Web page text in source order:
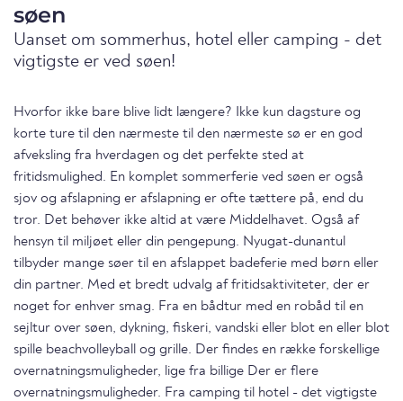
søen
Uanset om sommerhus, hotel eller camping - det
vigtigste er ved søen!
Hvorfor ikke bare blive lidt længere? Ikke kun dagsture og
korte ture til den nærmeste til den nærmeste sø er en god
afveksling fra hverdagen og det perfekte sted at
fritidsmulighed. En komplet sommerferie ved søen er også
sjov og afslapning er afslapning er ofte tættere på, end du
tror. Det behøver ikke altid at være Middelhavet. Også af
hensyn til miljøet eller din pengepung. Nyugat-dunantul
tilbyder mange søer til en afslappet badeferie med børn eller
din partner. Med et bredt udvalg af fritidsaktiviteter, der er
noget for enhver smag. Fra en bådtur med en robåd til en
sejltur over søen, dykning, fiskeri, vandski eller blot en eller blot
spille beachvolleyball og grille. Der findes en række forskellige
overnatningsmuligheder, lige fra billige Der er flere
overnatningsmuligheder. Fra camping til hotel - det vigtigste